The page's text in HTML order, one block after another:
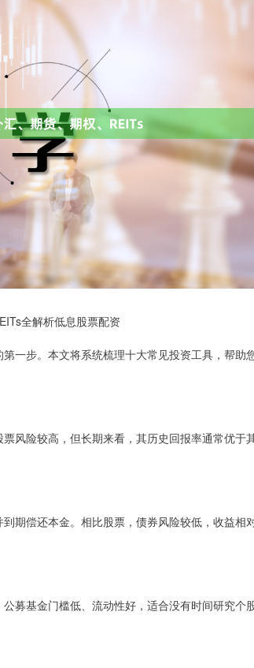
全解析低息股票配资
一步。本文将系统梳理十大常见投资工具，帮助
风险较高，但长期来看，其历史回报率通常优于
期偿还本金。相比股票，债券风险较低，收益相
募基金门槛低、流动性好，适合没有时间研究个